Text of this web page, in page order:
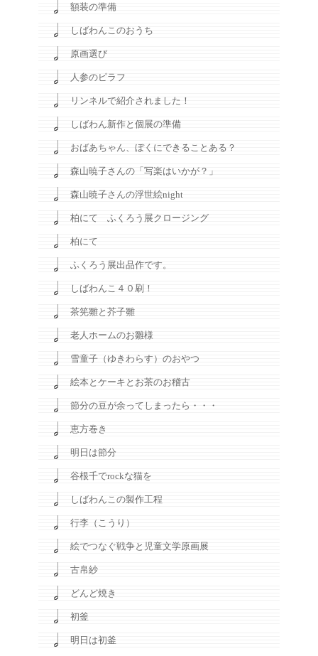
額装の準備
しばわんこのおうち
原画選び
人参のピラフ
リンネルで紹介されました！
しばわん新作と個展の準備
おばあちゃん、ぼくにできることある？
森山暁子さんの「写楽はいかが？」
森山暁子さんの浮世絵night
柏にて ふくろう展クロージング
柏にて
ふくろう展出品作です。
しばわんこ４０刷！
茶筅雛と芥子雛
老人ホームのお雛様
雪童子（ゆきわらす）のおやつ
絵本とケーキとお茶のお稽古
節分の豆が余ってしまったら・・・
恵方巻き
明日は節分
谷根千でrockな猫を
しばわんこの製作工程
行李（こうり）
絵でつなぐ戦争と児童文学原画展
古帛紗
どんど焼き
初釜
明日は初釜